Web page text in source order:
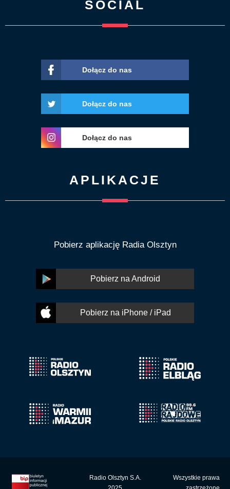
SOCIAL
Dołącz do nas
Dołącz do nas
Dołącz do nas
APLIKACJE
Pobierz aplikację Radia Olsztyn
Pobierz na Android
Pobierz na iPhone / iPad
Radio Olsztyn S.A.
Wszystkie prawa